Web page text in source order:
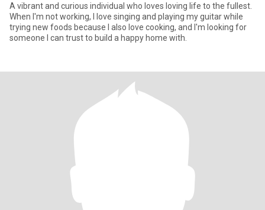
A vibrant and curious individual who loves loving life to the fullest.
When I'm not working, I love singing and playing my guitar while
trying new foods because I also love cooking, and I'm looking for
someone I can trust to build a happy home with.